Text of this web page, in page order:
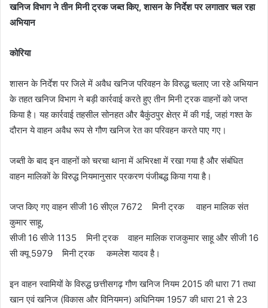
खनिज विभाग ने तीन मिनी ट्रक जब्त किए, शासन के निर्देश पर लगातार चल रहा
अभियान
कोरिया
शासन के निर्देश पर जिले में अवैध खनिज परिवहन के विरुद्ध चलाए जा रहे अभियान
के तहत खनिज विभाग ने बड़ी कार्रवाई करते हुए तीन मिनी ट्रक वाहनों को जप्त
किया है। यह कार्रवाई तहसील सोनहत और बैकुंठपुर क्षेत्र में की गई, जहां गश्त के
दौरान ये वाहन अवैध रूप से गौण खनिज रेत का परिवहन करते पाए गए।
जब्ती के बाद इन वाहनों को चरचा थाना में अभिरक्षा में रखा गया है और संबंधित
वाहन मालिकों के विरुद्ध नियमानुसार प्रकरण पंजीबद्ध किया गया है।
जप्त किए गए वाहन सीजी 16 सीएल 7672 मिनी ट्रक वाहन मालिक संत
कुमार साहू,
सीजी 16 सीजे 1135 मिनी ट्रक वाहन मालिक राजकुमार साहू और सीजी 16
सी क्यू 5979 मिनी ट्रक कमलेश यादव है।
इन वाहन स्वामियों के विरुद्ध छत्तीसगढ़ गौण खनिज नियम 2015 की धारा 71 तथा
खान एवं खनिज (विकास और विनियमन) अधिनियम 1957 की धारा 21 से 23